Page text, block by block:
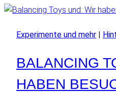
Experimente und mehr |
BALANCING
HABEN